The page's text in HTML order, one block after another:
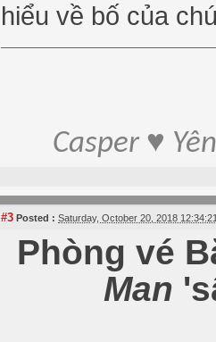
hiểu về bố của
Casper ♥
#3 Posted : Saturday, October 20, 2018
Phòng vé
Man